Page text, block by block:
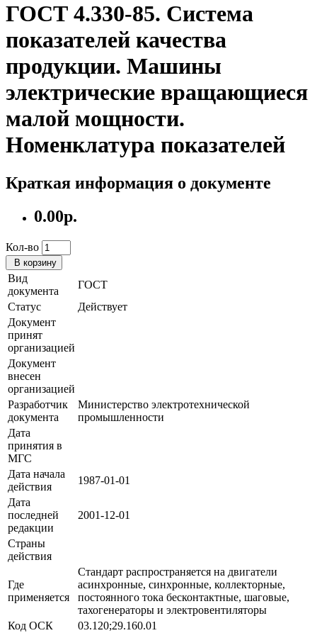
ГОСТ 4.330-85. Система
показателей качества
продукции. Машины
электрические вращающиеся
малой мощности.
Номенклатура показателей
Краткая информация о документе
0.00р.
Кол-во
В корзину
Вид
документа
ГОСТ
Статус
Действует
Документ
принят
организацией
Документ
внесен
организацией
Разработчик
документа
Министерство электротехнической
промышленности
Дата
принятия в
МГС
Дата начала
действия
1987-01-01
Дата
последней
редакции
2001-12-01
Страны
действия
Где
применяется
Стандарт распространяется на двигатели
асинхронные, синхронные, коллекторные,
постоянного тока бесконтактные, шаговые,
тахогенераторы и электровентиляторы
Код ОСК
03.120;29.160.01